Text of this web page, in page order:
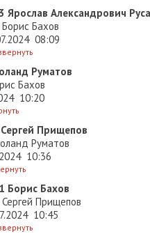
Ярослав Александрович
Борис Бахов
08:09
Руматов
Бахов
10:20
Сергей Прищепов
Руматов
10:36
Борис Бахов
Сергей Прищепов
10:45